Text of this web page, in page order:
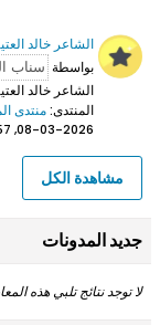
الشاعر خالد
بواسطة
الشاعر خالد
المنتدى:منتدى
08-03-2026, 01:57 PM
مشاهدة الكل
جديد المدونات
لا توجد نتائج تلبي هذه